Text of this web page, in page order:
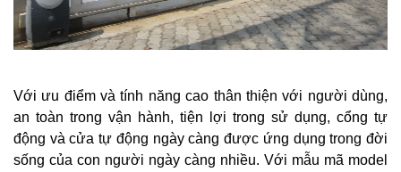
Với ưu điểm và tính năng cao thân thiện với người dùng,
an toàn trong vận hành, tiện lợi trong sử dụng, cổng tự
động và cửa tự động ngày càng được ứng dụng trong đời
sống của con người ngày càng nhiều. Với mẫu mã model